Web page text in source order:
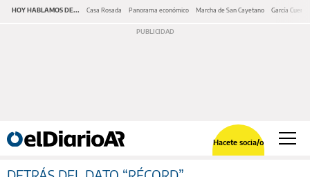
HOY HABLAMOS DE... Casa Rosada Panorama económico Marcha de San Cayetano García Cuerva
Hacete socia/o